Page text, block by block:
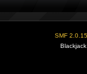
SMF 2.0.15